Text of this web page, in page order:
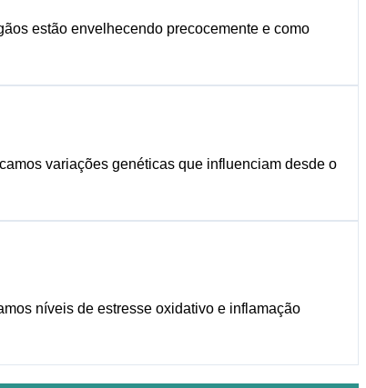
estão envelhecendo precocemente e como
variações genéticas que influenciam desde o
níveis de estresse oxidativo e inflamação